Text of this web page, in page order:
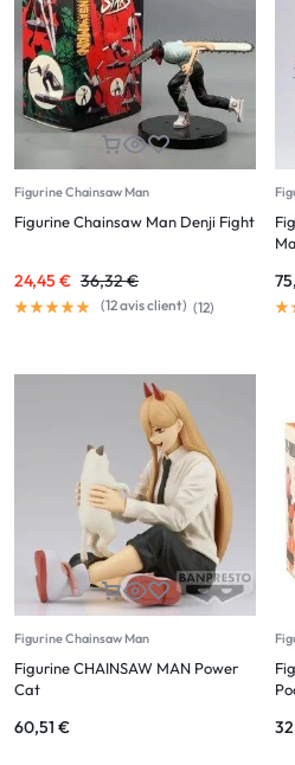
Figurine Chainsaw Man
Figurine Chainsaw Man Denji Fight
36,32€
24,45 €
(12avis client) (12)
Figurine Chainsaw Man
Figurine CHAINSAW MAN Power
Cat
60,51 €